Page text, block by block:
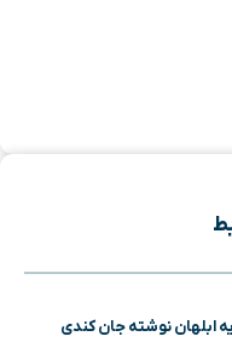
ابلهان نوشته جان کندی